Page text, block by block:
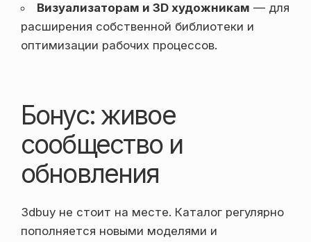
Визуализаторам и 3D художникам — для
расширения собственной библиотеки и
оптимизации рабочих процессов.
Бонус: живое
сообщество и
обновления
3dbuy не стоит на месте. Каталог регулярно
пополняется новыми моделями и